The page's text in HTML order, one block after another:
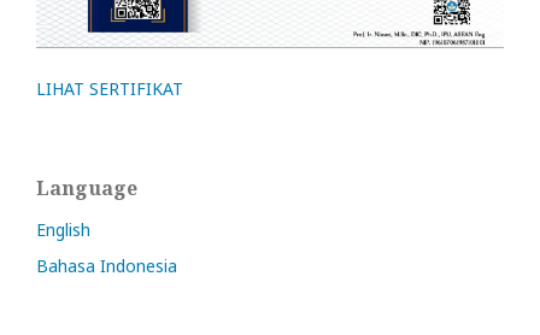
LIHAT SERTIFIKAT
Language
English
Bahasa Indonesia